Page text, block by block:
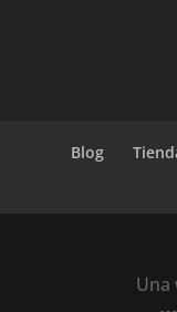
Blog
Una